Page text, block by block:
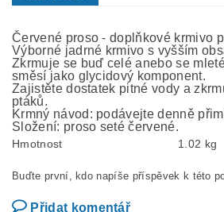
Červené proso - doplňkové krmivo
Výborné jadrné krmivo s vyšším
Zkrmuje se buď celé anebo se
směsí jako glycidový komponent.
Zajistěte dostatek pitné vody a
ptáků.
Krmný návod: podávejte denně
Složení: proso seté červené.
Hmotnost 1.02 kg
Buďte první, kdo napíše příspěvek k této
Přidat komentář